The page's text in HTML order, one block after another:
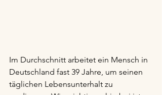
Im Durchschnitt arbeitet ein Mensch in
Deutschland fast 39 Jahre, um seinen
täglichen Lebensunterhalt zu